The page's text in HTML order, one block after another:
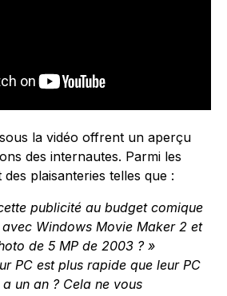
la vidéo offrent un aperçu
des internautes. Parmi les
plaisanteries telles que :
publicité au budget comique
Windows Movie Maker 2 et
de 5 MP de 2003 ? »
PC est plus rapide que leur PC
un an ? Cela ne vous